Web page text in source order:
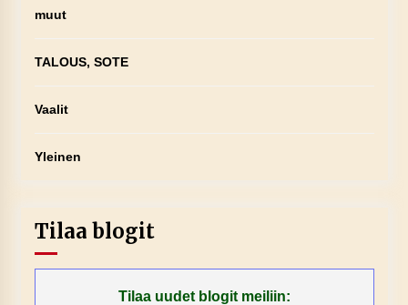
muut
TALOUS, SOTE
Vaalit
Yleinen
Tilaa blogit
Tilaa uudet blogit meiliin: